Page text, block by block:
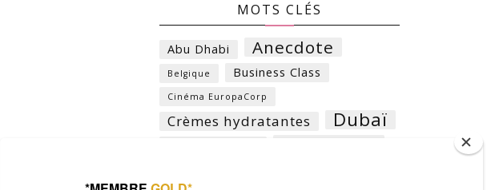
MOTS CLÉS
Abu Dhabi Anecdote
Belgique Business Class
Cinéma EuropaCorp
Crèmes hydratantes Dubaï